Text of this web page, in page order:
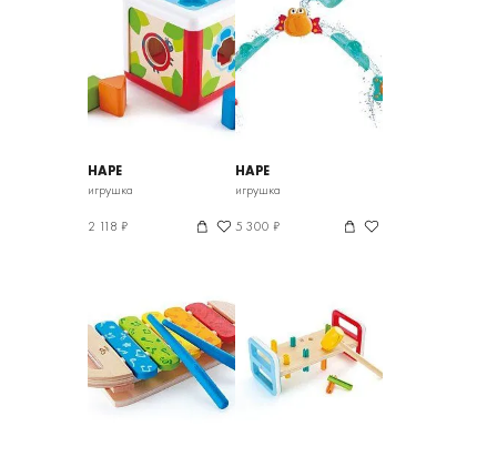
HAPE
игрушка
2 118 ₽
HAPE
игрушка
5 300 ₽